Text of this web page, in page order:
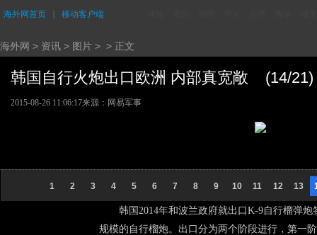
海外网首页 移动客户端
海外网 > 资讯 > 图片 > > 正文
韩国自行火炮出口欧洲 内部真宽敞 (14/21)
2015-08-26 11:06:17来源：网易军事
1 2 3 4 5 6 7 8 9 10 11 12 13
韩国2014年和波兰政府就出口K-9自行榴弹炮
规模的自行榴炮。出口分为两个阶段进行，第一